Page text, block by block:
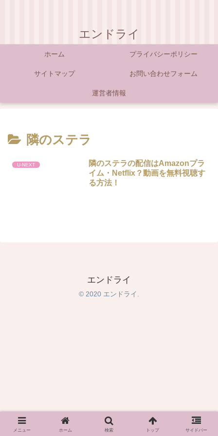
エンドライ
ホーム プライバシーポリシー
サイトマップ お問い合わせフォーム
運営者情報
隣のステラ
U-NEXT
隣のステラの配信はAmazonプラ
イム・Netflix？動画を無料視聴す
る方法！
エンドライ
© 2020 エンドライ.
メニュー ホーム 検索 トップ サイドバー